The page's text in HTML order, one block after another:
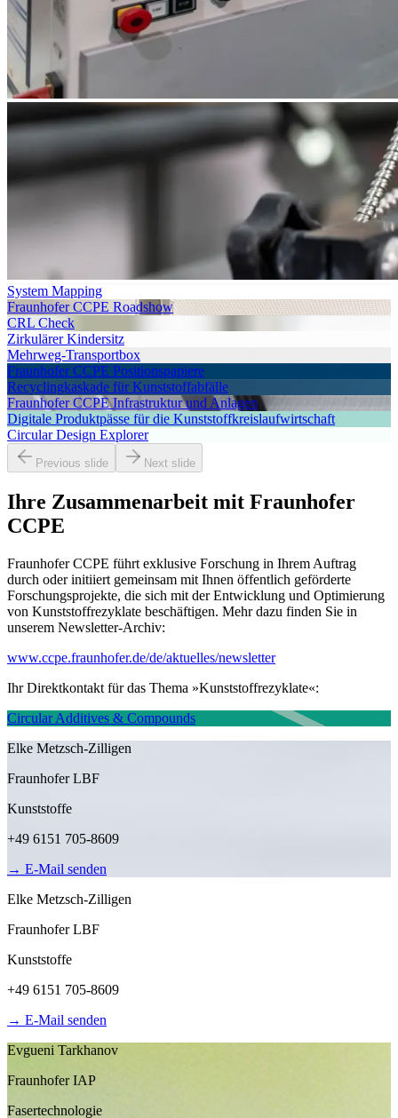
System Mapping
Fraunhofer CCPE Roadshow
CRL Check
Zirkulärer Kindersitz
Mehrweg-Transportbox
Fraunhofer CCPE Positionspapiere
Recyclingkaskade für Kunststoffabfälle
Fraunhofer CCPE Infrastruktur und Anlagen
Digitale Produktpässe für die Kunststoffkreislaufwirtschaft
Circular Design Explorer
Previous slide Next slide
Ihre Zusammenarbeit mit Fraunhofer
CCPE
Fraunhofer CCPE führt exklusive Forschung in Ihrem Auftrag
durch oder initiiert gemeinsam mit Ihnen öffentlich geförderte
Forschungsprojekte, die sich mit der Entwicklung und Optimierung
von Kunst­stoff­rezy­klate beschäftigen. Mehr dazu finden Sie in
unserem Newsletter-Archiv:
www.ccpe.fraunhofer.de/de/aktuelles/newsletter
Ihr Direktkontakt für das Thema »Kunst­stoff­rezy­klate«:
Circular Additives & Compounds
Elke Metzsch-Zilligen
Fraunhofer LBF
Kunststoffe
+49 6151 705-8609
→ E-Mail senden
Elke Metzsch-Zilligen
Fraunhofer LBF
Kunststoffe
+49 6151 705-8609
→ E-Mail senden
Evgueni Tarkhanov
Fraunhofer IAP
Fasertechnologie